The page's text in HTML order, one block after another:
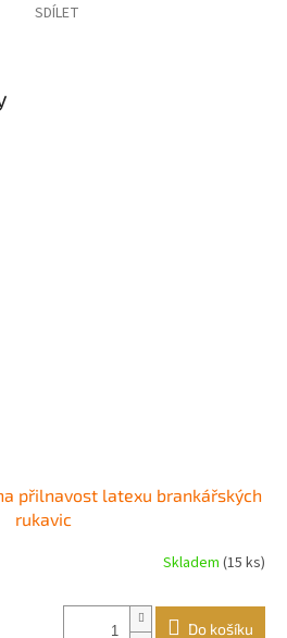
SDÍLET
přilnavost latexu brankářských
rukavic
Skladem(15 ks)
Do košíku